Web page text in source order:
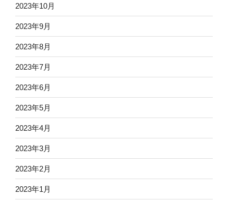
2023年10月
2023年9月
2023年8月
2023年7月
2023年6月
2023年5月
2023年4月
2023年3月
2023年2月
2023年1月